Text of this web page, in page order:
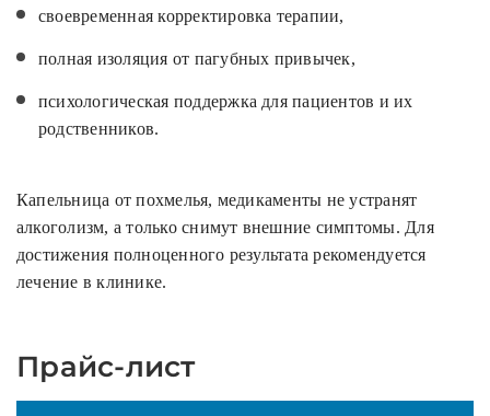
своевременная корректировка терапии,
полная изоляция от пагубных привычек,
психологическая поддержка для пациентов и их
родственников.
Капельница от похмелья, медикаменты не устранят
алкоголизм, а только снимут внешние симптомы. Для
достижения полноценного результата рекомендуется
лечение в клинике.
Прайс-лист